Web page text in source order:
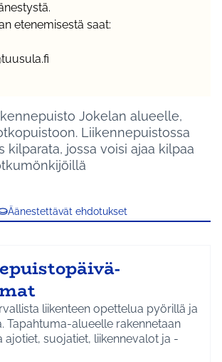
etenemisestä saat:
Jokelan alueelle,
Liikennepuistossa
kilparata, jossa voisi ajaa kilpaa
Äänestettävät ehdotukset
liikenteen opettelua pyörillä ja
Tapahtuma-alueelle rakennetaan
ajotiet, suojatiet, liikennevalot ja -
järjestetään Hyrylän,